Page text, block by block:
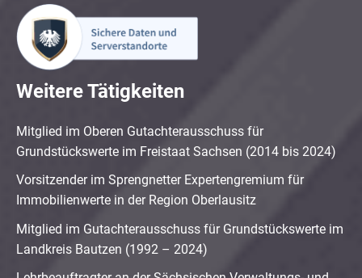
Weitere Tätigkeiten
Mitglied im Oberen Gutachterausschuss für
Grundstückswerte im Freistaat Sachsen (2014 bis 2024)
Vorsitzender im Sprengnetter Expertengremium für
Immobilienwerte in der Region Oberlausitz
Mitglied im Gutachterausschuss für Grundstückswerte im
Landkreis Bautzen (1992 – 2024)